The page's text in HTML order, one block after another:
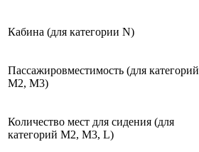
Кабина (для категории N)
Пассажировместимость (для категорий
М2, М3)
Количество мест для сидения (для
категорий М2, М3, L)